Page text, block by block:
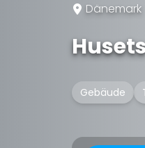
Dänemark
Gebäude